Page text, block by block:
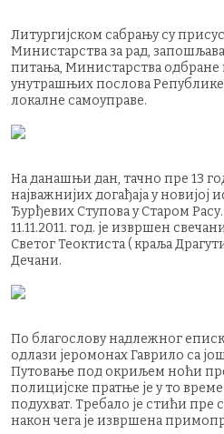
Литургијском сабрању су
Министарства за рад,
питања, Министарства
унутрашњих послова
локалне самоуправе.
На данашњи дан, тачно пре 13
најважнијих догађаја у новијој
Ђурђевих Ступова у Старом Расу.
11.11.2011. год. је извршен
Светог Теоктиста ( краља
Дечани.
По благослову надлежног
одлази јеромонах Гаврило са
Путовање под окриљем ноћи
полицијске пратње је у то
подухват. Требало је стићи пре
након чега је извршена